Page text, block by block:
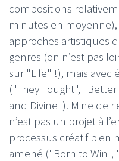
compositions
minutes en
approches artistiques
genres (on n’est pas
sur "Life" !), mais
("They Fought",
and Divine"). Mine de
n’est pas un projet à
processus créatif bien
amené ("Born to Win",